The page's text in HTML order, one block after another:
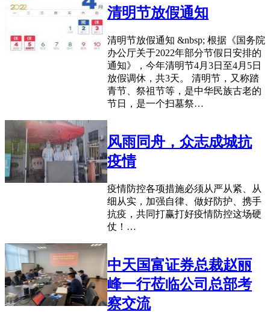
清明节放假通知
清明节放假通知 &nbsp; 根据《国务院
办公厅关于2022年部分节假日安排的
通知》，今年清明节4月3日至4月5日
放假调休，共3天。 清明节，又称踏
青节、祭祖节等，是中华民族古老的
节日，是一个扫墓祭…
风雨同舟，众志成城抗
疫情
疫情防控各项措施必须从严从紧、从
细从实，加强自律、做好防护、携手
抗疫，共同打赢打好疫情防控这场硬
仗！…
中天国富证券总裁赵丽
峰一行莅临公司总部考
察交流